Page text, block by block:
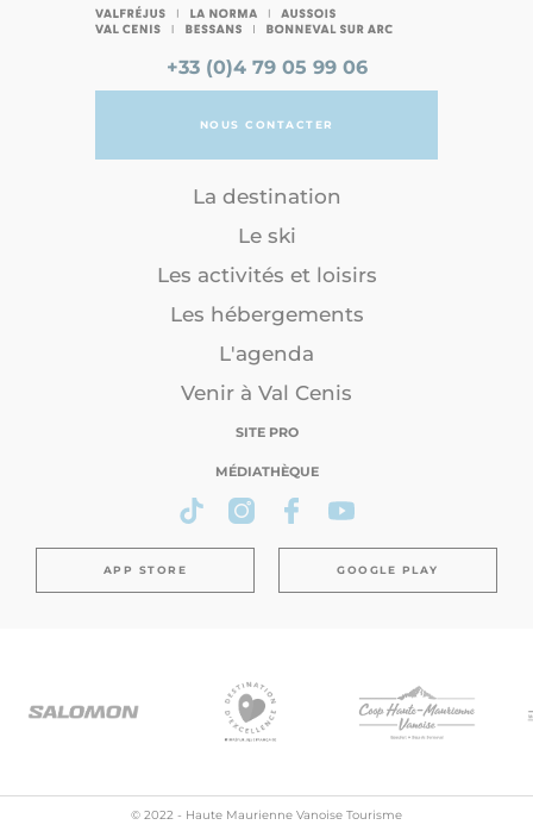
+33 (0)4 79 05 99 06
NOUS CONTACTER
La destination
Le ski
Les activités et loisirs
Les hébergements
L'agenda
Venir à Val Cenis
SITE PRO
MÉDIATHÈQUE
APP STORE GOOGLE PLAY
© 2022 - Haute Maurienne Vanoise Tourisme